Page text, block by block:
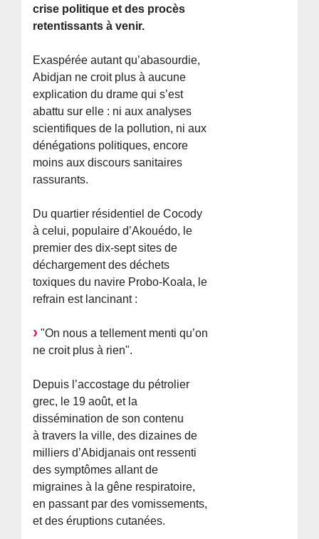
crise politique et des procès
retentissants à venir.
Exaspérée autant qu’abasourdie,
Abidjan ne croit plus à aucune
explication du drame qui s’est
abattu sur elle : ni aux analyses
scientifiques de la pollution, ni aux
dénégations politiques, encore
moins aux discours sanitaires
rassurants.
Du quartier résidentiel de Cocody
à celui, populaire d’Akouédo, le
premier des dix-sept sites de
déchargement des déchets
toxiques du navire Probo-Koala, le
refrain est lancinant :
"On nous a tellement menti qu’on
ne croit plus à rien".
Depuis l’accostage du pétrolier
grec, le 19 août, et la
dissémination de son contenu
à travers la ville, des dizaines de
milliers d’Abidjanais ont ressenti
des symptômes allant de
migraines à la gêne respiratoire,
en passant par des vomissements,
et des éruptions cutanées.